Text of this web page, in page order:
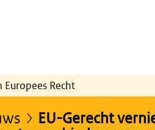
Recht
EU-Gerecht